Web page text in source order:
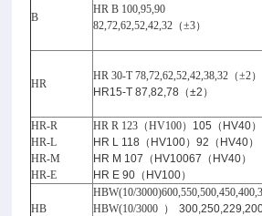
B
HR B 100,95,90
82,72,62,52,42,32 （±3）
HR
HR 30-T 78,72,62,52,42,38,32 （±2）
HR15-T 87,82,78（±2）
HR-R
HR-L
HR-M
HR-E
HR R 123 （HV100）105（HV40）
HR L 118（HV100）92（HV40）
HR M 107（HV10067（HV40）
HR E 90（HV100）
HB
HBW(10/
HBW(10/3000 ）